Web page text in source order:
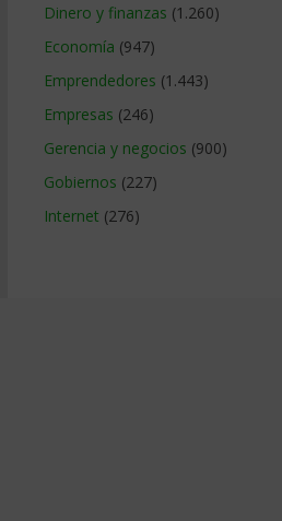
Dinero y finanzas (1.260)
Economía (947)
Emprendedores (1.443)
Empresas (246)
Gerencia y negocios (900)
Gobiernos (227)
Internet (276)